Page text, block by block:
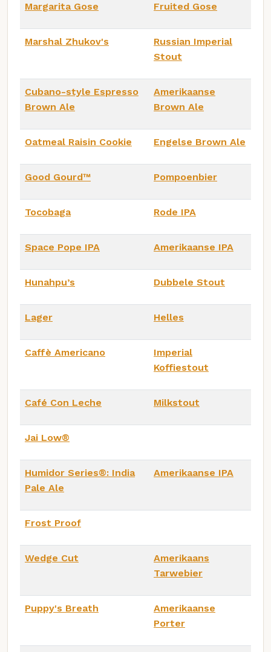
Margarita Gose Fruited Gose
Marshal Zhukov's
Russian Imperial
Stout
Cubano-style Espresso
Brown Ale
Amerikaanse
Brown Ale
Oatmeal Raisin Cookie Engelse Brown Ale
Good Gourd™ Pompoenbier
Tocobaga Rode IPA
Space Pope IPA Amerikaanse IPA
Hunahpu’s Dubbele Stout
Lager Helles
Caffè Americano
Imperial
Koffiestout
Café Con Leche Milkstout
Jai Low®
Humidor Series®: India
Pale Ale
Amerikaanse IPA
Frost Proof
Wedge Cut
Amerikaans
Tarwebier
Puppy's Breath
Amerikaanse
Porter